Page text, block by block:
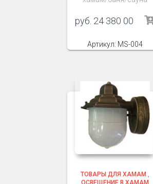
руб. 24 380 00
Артикул: MS-004
ТОВАРЫ ДЛЯ ХАМАМ ,